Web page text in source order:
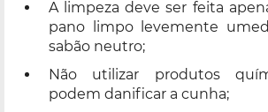
A limpeza deve ser feita
pano limpo levemente
sabão neutro;
Não utilizar produtos
podem danificar a cunha;